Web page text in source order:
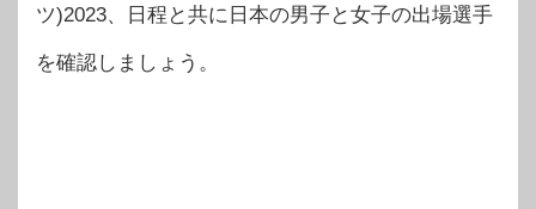
ツ)2023、日程と共に日本の男子と女子の出場選手
を確認しましょう。